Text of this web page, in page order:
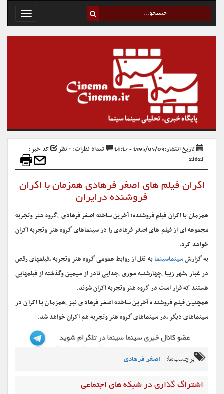
Toggle
تاریخ انتشار:1395/05/03 - 14:17 تعداد نظرات: ۰ نظر
کد خبر :
21621
اکران فیلم های اصغر فرهادی همزمان با اکران
فروشنده درایران
همزمان با اکران فیلم فروشنده؛ آخرین ساخته اصغر فرهادی ،گروه هنر وتجربه
مجموعه ای از فیلم های اصغر فرهادی را در سینماهای گروه هنر وتجربه اکران
خواهد کرد.
به گزارشسینماسینمابه نقل از روابط عمومی گروه هنر وتجربه ،فیلمهای رقص
در غبار ،شهر زیبا ،چهارشنبه سوری ،جدایی نادر از سیمین وگذشته از فیلمهایی
هستند که قرار است در گروه هنر وتجربه اکران شوند.
همچنین فیلم فروشنده آخرین ساخته اصغر فرهادی نیز ،همزمان با اکران در
سینماهای دیگر ،در سینماهای گروه هنر وتجربه هم اکران خواهد شد.
برچسب‌ها: اصغر فرهادی
اشتراگ گذاری در شبکه های اجتماعی